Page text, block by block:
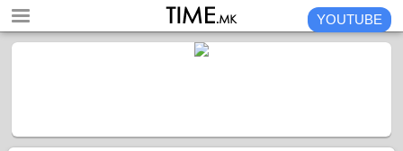
YOUTUBE